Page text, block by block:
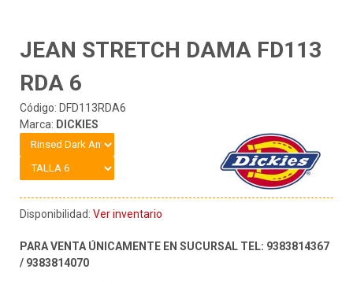
JEAN STRETCH DAMA FD113
RDA 6
Código: DFD113RDA6
Marca: DICKIES
Disponibilidad: Ver inventario
PARA VENTA ÚNICAMENTE EN SUCURSAL TEL: 9383814367
/ 9383814070